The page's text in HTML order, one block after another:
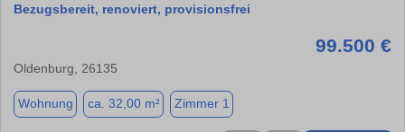
Bezugsbereit, renoviert, provisionsfrei
99.500 €
Oldenburg, 26135
Wohnung ca. 32,00 m² Zimmer 1